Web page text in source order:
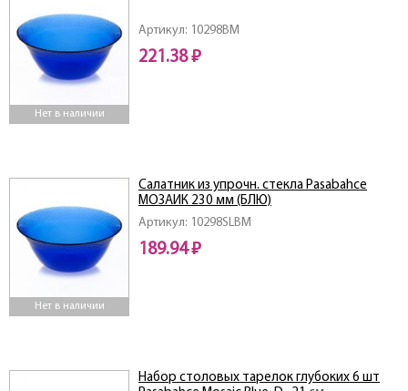
Нет в наличии
Артикул: 10298BM
221.38 ₽
Нет в наличии
Артикул: 10298SLBM
Салатник из упрочн. стекла Pasabahce
МОЗАИК 230 мм (БЛЮ)
189.94 ₽
Набор столовых тарелок глубоких 6 шт